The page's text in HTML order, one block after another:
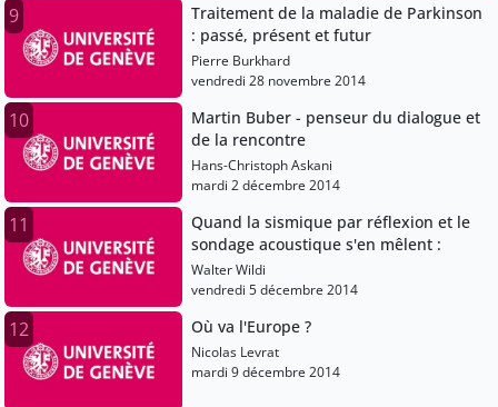
9
Traitement de la maladie de Parkinson
: passé, présent et futur
Pierre Burkhard
vendredi 28 novembre 2014
10
Martin Buber - penseur du dialogue et
de la rencontre
Hans-Christoph Askani
mardi 2 décembre 2014
11
Quand la sismique par réflexion et le
sondage acoustique s'en mêlent :
Walter Wildi
vendredi 5 décembre 2014
12 Où va l'Europe ?
Nicolas Levrat
mardi 9 décembre 2014